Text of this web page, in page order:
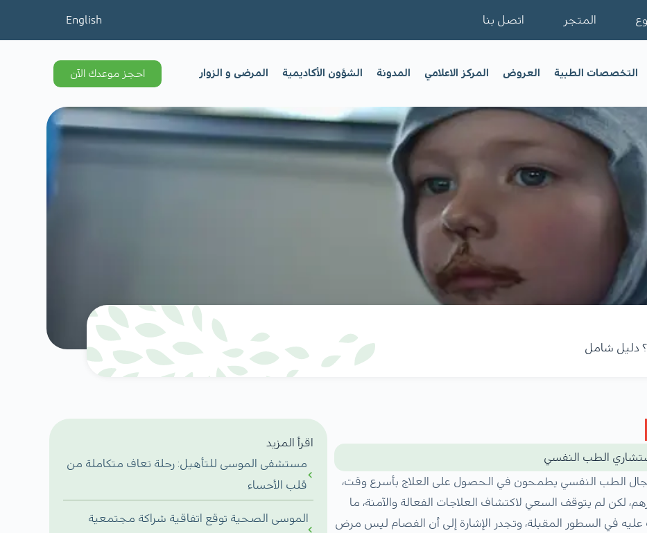
المتجر اتصل بنا English
التخصصات الطبية العروض المركز الاعلامي المدونة الشؤون الأكاديمية المرضى و الزوار احجز موعدك الآن
دليل شامل
الطب النفسي
الطب النفسي يطمحون في الحصول على العلاج بأسرع وقت،
لكن لم يتوقف السعي لاكتشاف العلاجات الفعالة والآمنة، ما
في السطور المقبلة، وتجدر الإشارة إلى أن الفصام ليس مرض
اقرأ المزيد
مستشفى الموسى للتأهيل: رحلة تعاف متكاملة من
قلب الأحساء
الموسى الصحية توقع اتفاقية شراكة مجتمعية